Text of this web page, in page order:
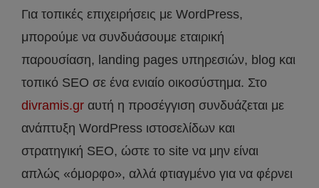
Για τοπικές επιχειρήσεις με WordPress,
μπορούμε να συνδυάσουμε εταιρική
παρουσίαση, landing pages υπηρεσιών, blog και
τοπικό SEO σε ένα ενιαίο οικοσύστημα. Στο
divramis.gr αυτή η προσέγγιση συνδυάζεται με
ανάπτυξη WordPress ιστοσελίδων και
στρατηγική SEO, ώστε το site να μην είναι
απλώς «όμορφο», αλλά φτιαγμένο για να φέρνει